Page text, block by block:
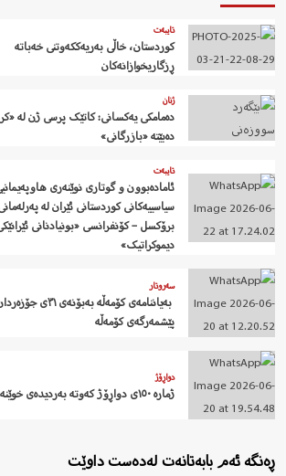
تایبەت
کوردستان، خاڵی بەریەککەوتنی خەباتە
ڕزگاریخوازانەکان
ژنان
دەمامکی یەکسانی: کاتێک پرسی ژن لە
دەبێتە «بازرگانی»
تایبەت
ئامادەبوون و گوتاری نوێنەری
سیاسییەکانی کوردستانی ئێران لە
برۆکسل – کۆنفرانسی «بونیادنانی
دیموکراتیک»
سەروتار
بەیاننامەی کۆمەڵە
پێشمەرگەی کۆمەڵە
دواڕۆژ
ژمارە ١٥٠ی دواڕۆژ کەوتە بەردیدەی خوێنەرانی…
ڕەنگە ئەم بابەتانەت لەدەست داوێت